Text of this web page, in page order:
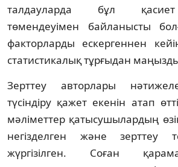
талдауларда бұл
төмендеуімен байланысты
факторларды ескергеннен
статистикалық тұрғыдан
Зерттеу авторлары
түсіндіру қажет екенін атап
мәліметтер қатысушылардың
негізделген және зерттеу
жүргізілген. Соған